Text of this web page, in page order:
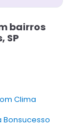
SP
Clima
Bonsucesso